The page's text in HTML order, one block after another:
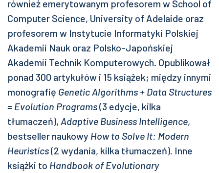
również emerytowanym profesorem w School of
Computer Science, University of Adelaide oraz
profesorem w Instytucie Informatyki Polskiej
Akademii Nauk oraz Polsko-Japońskiej
Akademii Technik Komputerowych. Opublikował
ponad 300 artykułów i 15 książek; między innymi
monografię Genetic Algorithms + Data Structures
= Evolution Programs(3 edycje, kilka
tłumaczeń), Adaptive Business Intelligence,
bestseller naukowy How to Solve It: Modern
Heuristics(2 wydania, kilka tłumaczeń). Inne
książki to Handbook of Evolutionary